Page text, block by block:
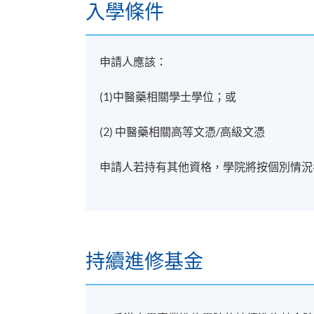
入學條件
申請人應該：
(1)中醫藥相關學士學位；或
(2) 中醫藥相關高等文憑/高級文憑
申請人若持有其他資格，學院將按個別情
持續進修基金